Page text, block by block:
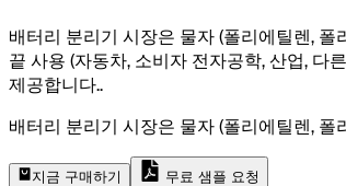
배터리 분리기 시장은 물자 (폴리에틸렌, 폴
끝 사용 (자동차, 소비자 전자공학, 산업, 다
제공합니다..
배터리 분리기 시장은 물자 (폴리에틸렌, 폴
지금 구매하기 무료 샘플 요청